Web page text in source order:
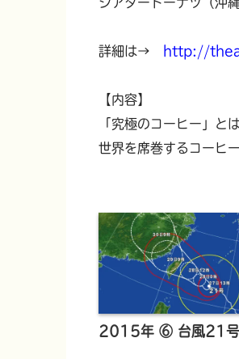
詳細は→ http://
【内容】
「究極のコーヒー」と
世界を席巻するコーヒ
2015年 ⑥ 台風21号